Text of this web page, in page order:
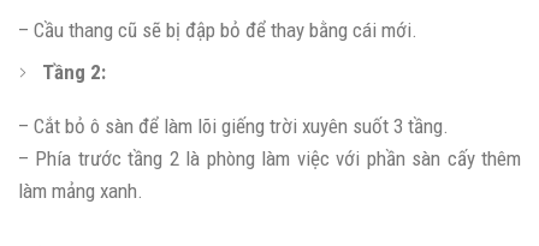
– Cầu thang cũ sẽ bị đập bỏ để thay bằng cái mới.
Tầng 2:
– Cắt bỏ ô sàn để làm lõi giếng trời xuyên suốt 3 tầng.
– Phía trước tầng 2 là phòng làm việc với phần sàn cấy thêm
làm mảng xanh.